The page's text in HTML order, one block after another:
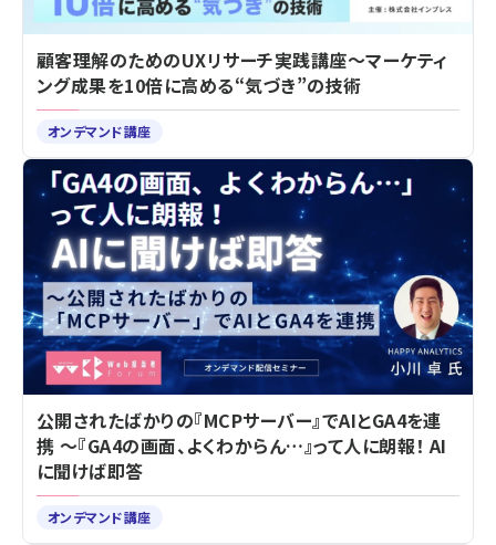
顧客理解のためのUXリサーチ実践講座～マーケティ
ング成果を10倍に高める“気づき”の技術
オンデマンド講座
公開されたばかりの『MCPサーバー』でAIとGA4を連
携 ～『GA4の画面、よくわからん…』って人に朗報！ AI
に聞けば即答
オンデマンド講座